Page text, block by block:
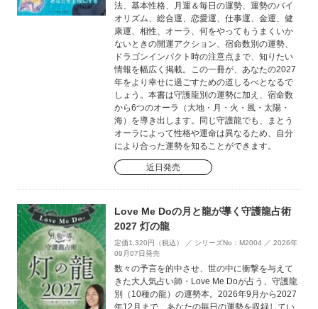
法、基本性格、月運＆毎日の運勢、運勢のバイ
オリズム、総合運、恋愛運、仕事運、金運、健
康運、相性、オーラ、何をやってもうまくいか
ないときの開運アクション、宿命数別の運勢、
ドラゴンインパクト時の注意点まで、知りたい
情報を幅広く掲載。この一冊が、あなたの2027
年をより幸せに過ごすための道しるべとなるで
しょう。本書は守護龍別の運勢に加え、宿命数
から6つのオーラ（大地・月・火・風・太陽・
海）を導き出します。同じ守護龍でも、まとう
オーラによって性格や運命は異なるため、自分
により合った運勢を知ることができます。
近日発売
Love Me Doの月と龍が導く守護龍占術
2027 灯の龍
定価1,320円（税込） ／ シリーズNo：M2004 ／ 2026年
09月07日発売
数々の予言を的中させ、世の中に衝撃を与えて
きた大人気占い師・Love Me Doが占う、守護龍
別（10種の龍）の運勢本。2026年9月から2027
年12月まで、あなたの毎日の運勢を収録してい